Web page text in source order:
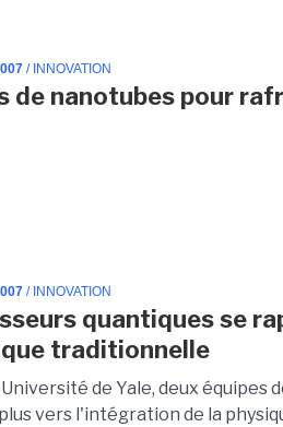
/ INNOVATION
de nanotubes pour
/ INNOVATION
quantiques se
traditionnelle
de Yale, deux équipes
vers l'intégration de la